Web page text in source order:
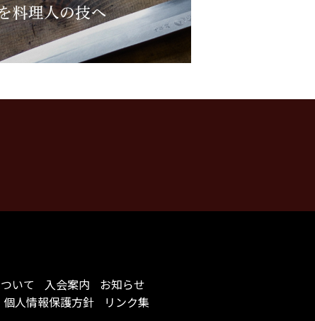
いて 入会案内
お知らせ
個人情報保護方針 リンク集